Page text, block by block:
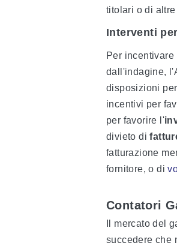
titolari o di
Interventi
Per
dall'indagine,
disposizioni
incentivi per
per favorire l'
divieto di
fatturazione
fornitore, o di
Contatori
Il mercato del
succedere che